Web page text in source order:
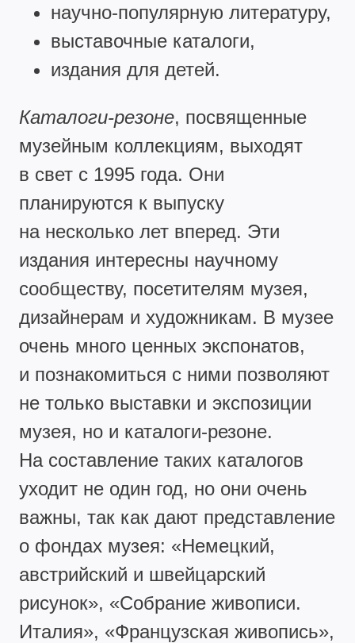
научно-популярную литературу,
выставочные каталоги,
издания для детей.
Каталоги-резоне, посвященные
музейным коллекциям, выходят
в свет с 1995 года. Они
планируются к выпуску
на несколько лет вперед. Эти
издания интересны научному
сообществу, посетителям музея,
дизайнерам и художникам. В музее
очень много ценных экспонатов,
и познакомиться с ними позволяют
не только выставки и экспозиции
музея, но и каталоги-резоне.
На составление таких каталогов
уходит не один год, но они очень
важны, так как дают представление
о фондах музея: «Немецкий,
австрийский и швейцарский
рисунок», «Собрание живописи.
Италия», «Французская живопись»,